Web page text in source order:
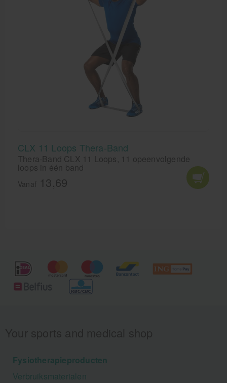
CLX 11 Loops Thera-Band
Thera-Band CLX 11 Loops, 11 opeenvolgende
loops in één band
Vanaf 13,69
Fysiotherapieproducten
Verbruiksmaterialen